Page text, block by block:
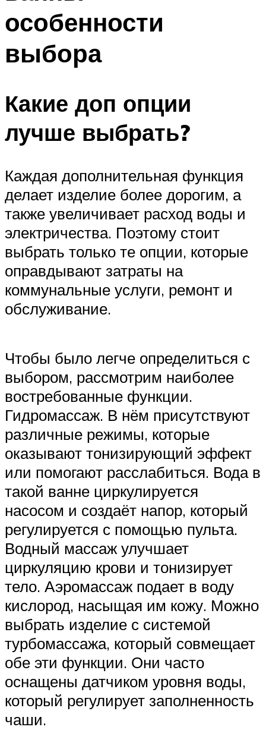
особенности
выбора
Какие доп опции
лучше выбрать?
Каждая дополнительная функция
делает изделие более дорогим, а
также увеличивает расход воды и
электричества. Поэтому стоит
выбрать только те опции, которые
оправдывают затраты на
коммунальные услуги, ремонт и
обслуживание.
Чтобы было легче определиться с
выбором, рассмотрим наиболее
востребованные функции.
Гидромассаж. В нём присутствуют
различные режимы, которые
оказывают тонизирующий эффект
или помогают расслабиться. Вода в
такой ванне циркулируется
насосом и создаёт напор, который
регулируется с помощью пульта.
Водный массаж улучшает
циркуляцию крови и тонизирует
тело. Аэромассаж подает в воду
кислород, насыщая им кожу. Можно
выбрать изделие с системой
турбомассажа, который совмещает
обе эти функции. Они часто
оснащены датчиком уровня воды,
который регулирует заполненность
чаши.